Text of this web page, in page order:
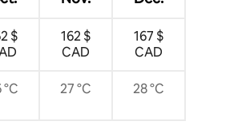
$
162 $
CAD
167 $
CAD
°C 27 °C 28 °C